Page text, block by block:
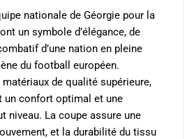
nationale de Géorgie pour la
un symbole d’élégance, de
d’une nation en pleine
du football européen.
de qualité supérieure,
confort optimal et une
niveau. La coupe assure une
et la durabilité du tissu